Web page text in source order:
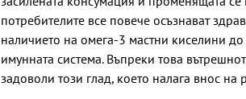
потребителите все повече осъзнават
наличието на омега-3 мастни киселини
имунната система. Въпреки това
задоволи този глад, което налага внос